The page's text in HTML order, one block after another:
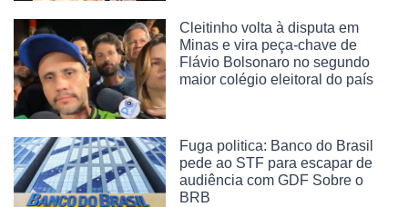
Cleitinho volta à disputa em
Minas e vira peça-chave de
Flávio Bolsonaro no segundo
maior colégio eleitoral do país
Fuga politica: Banco do Brasil
pede ao STF para escapar de
audiência com GDF Sobre o
BRB